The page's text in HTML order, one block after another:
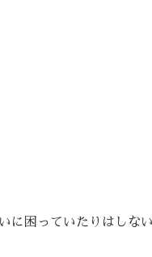
に困っていたりはしな